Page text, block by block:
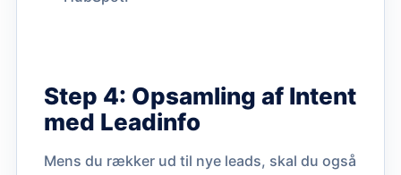
Step 4: Opsamling af Intent
med Leadinfo
Mens du rækker ud til nye leads, skal du også